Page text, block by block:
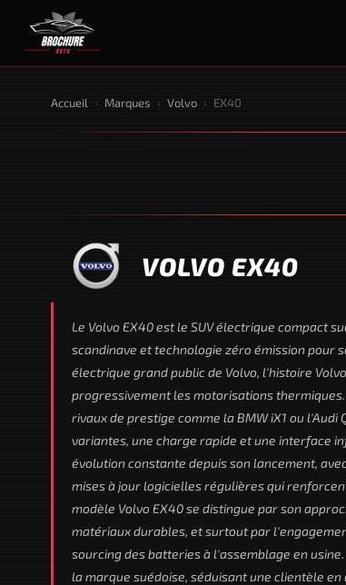
Accueil › Marques › Volvo › EX40
VOLVO EX40
Le Volvo EX40 est le SUV électrique compact
scandinave et technologie zéro émission pour
électrique grand public de Volvo, l'histoire
progressivement les motorisations
rivaux de prestige comme la BMW iX1 ou
variantes, une charge rapide et une interface
évolution constante depuis son lancement,
mises à jour logicielles régulières qui
modèle Volvo EX40 se distingue par son
matériaux durables, et surtout par
sourcing des batteries à l'assemblage en
la marque suédoise, séduisant une clientèle